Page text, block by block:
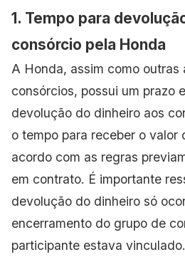
1. Tempo para
consórcio pela Honda
A Honda, assim como outras
consórcios, possui um prazo
devolução do dinheiro aos
o tempo para receber o valor
acordo com as regras
em contrato. É importante
devolução do dinheiro só
encerramento do grupo de
participante estava vinculado.